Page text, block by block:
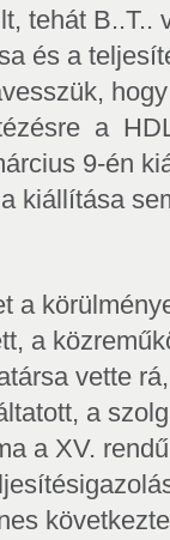
tehát B..T..
és a
a
9-én
kiállítása
a
a
vette
a
a XV.